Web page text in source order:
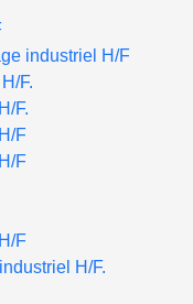
industriel H/F
F.
F.
F
F
F
H/F.